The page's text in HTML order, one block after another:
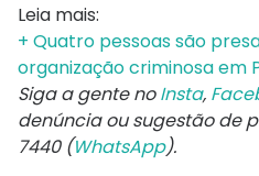
Leia mais:
+ Quatro pessoas são
organização criminosa em
Siga a gente noInsta,
denúncia ou sugestão de
7440 (WhatsApp).